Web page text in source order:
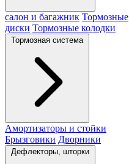
салон и багажник Тормозные
диски Тормозные колодки
Тормозная система
Амортизаторы и стойки
Брызговики Дворники
Дефлекторы, шторки